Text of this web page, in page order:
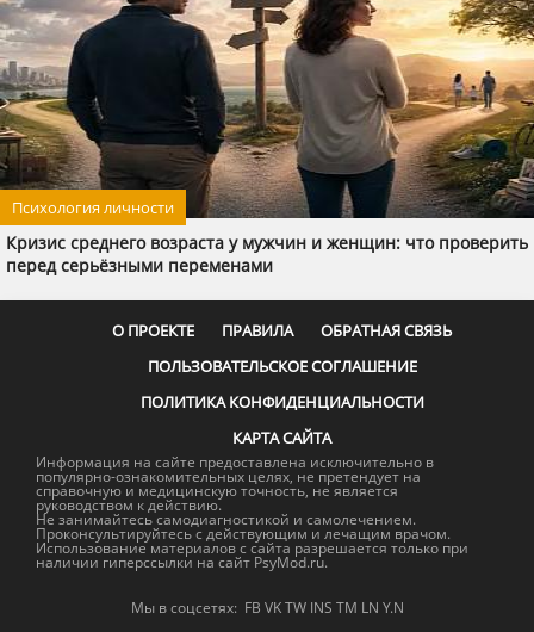
Психология личности
Кризис среднего возраста у мужчин и женщин: что проверить
перед серьёзными переменами
О ПРОЕКТЕ ПРАВИЛА
ОБРАТНАЯ СВЯЗЬ
ПОЛЬЗОВАТЕЛЬСКОЕ СОГЛАШЕНИЕ
ПОЛИТИКА КОНФИДЕНЦИАЛЬНОСТИ
КАРТА САЙТА
Информация на сайте предоставлена исключительно в
популярно-ознакомительных целях, не претендует на
справочную и медицинскую точность, не является
руководством к действию.
Не занимайтесь самодиагностикой и самолечением.
Проконсультируйтесь с действующим и лечащим врачом.
Использование материалов с сайта разрешается только при
наличии гиперссылки на сайт PsyMod.ru.
Мы в соцсетях: FB VK TW INS TM LN Y.N